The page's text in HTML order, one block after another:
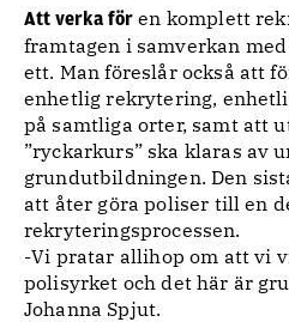
Att verka för en komplett
framtagen i samverkan
ett. Man föreslår också att
enhetlig rekrytering,
på samtliga orter, samt att
”ryckarkurs” ska klaras av
grundutbildningen. Den
att åter göra poliser till en
rekryteringsprocessen.
-Vi pratar allihop om att vi
polisyrket och det här är
Johanna Spjut.